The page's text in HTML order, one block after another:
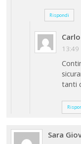
Rispondi
Carlo
13:49
tanti
Sara